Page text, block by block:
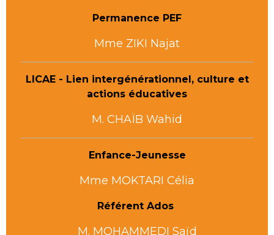
Permanence PEF
Mme ZIKI Najat
LICAE - Lien intergénérationnel, culture et
actions éducatives
M. CHAÏB Wahid
Enfance-Jeunesse
Mme MOKTARI Célia
Référent Ados
M. MOHAMMEDI Saïd